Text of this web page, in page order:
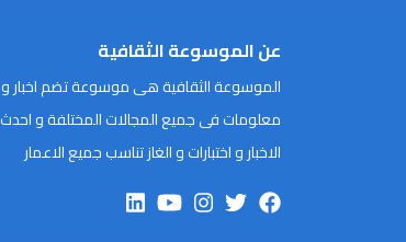
عن الموسوعة الثقافية
الموسوعة الثقافية هى موسوعة تضم اخبار و
معلومات فى جميع المجالات المختلفة و احدث
الاخبار و اختبارات و الغاز تناسب جميع الاعمار